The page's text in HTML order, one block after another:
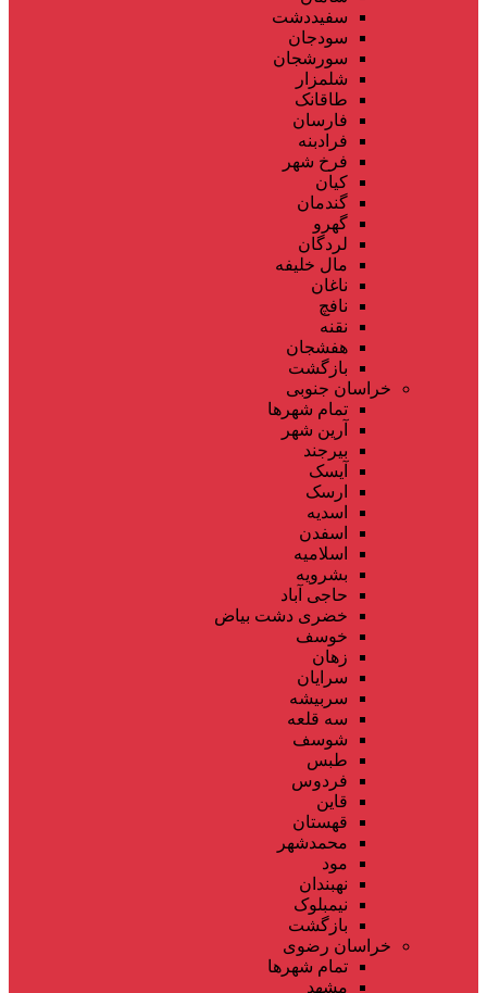
سفیددشت
سودجان
سورشجان
شلمزار
طاقانک
فارسان
فرادبنه
فرخ شهر
کیان
گندمان
گهرو
لردگان
مال خلیفه
ناغان
نافچ
نقنه
هفشجان
بازگشت
خراسان جنوبی
تمام شهر‌ها
آرین شهر
بیرجند
آیسک
ارسک
اسدیه
اسفدن
اسلامیه
بشرویه
حاجی آباد
خضری دشت بیاض
خوسف
زهان
سرایان
سربیشه
سه قلعه
شوسف
طبس
فردوس
قاین
قهستان
محمدشهر
مود
نهبندان
نیمبلوک
بازگشت
خراسان رضوی
تمام شهر‌ها
مشهد